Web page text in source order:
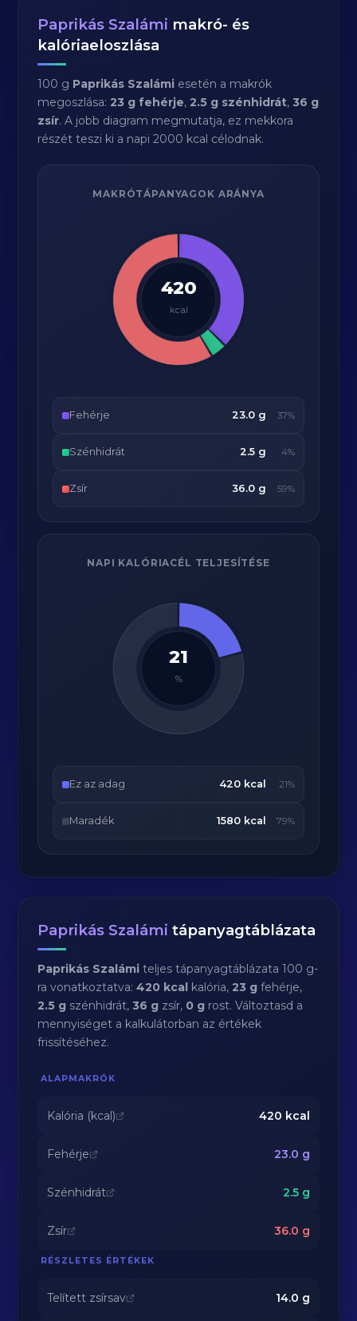
Paprikás Szalámi makró- és
kalóriaeloszlása
100 g Paprikás Szalámi esetén a makrók
megoszlása:23 g fehérje,2.5 g szénhidrát,36 g
zsír. A jobb diagram megmutatja, ez mekkora
részét teszi ki a napi 2000 kcal célodnak.
MAKRÓTÁPANYAGOK ARÁNYA
420
kcal
Fehérje 23.0 g 37%
Szénhidrát 2.5 g 4%
Zsír 36.0 g 59%
NAPI KALÓRIACÉL TELJESÍTÉSE
21
%
Ez az adag 420 kcal 21%
Maradék 1580 kcal 79%
Paprikás Szalámi tápanyagtáblázata
Paprikás Szalámi teljes tápanyagtáblázata 100 g-
ra vonatkoztatva:420 kcal kalória,23 g fehérje,
2.5 g szénhidrát,36 g zsír, 0 g rost. Változtasd a
mennyiséget a kalkulátorban az értékek
frissítéséhez.
ALAPMAKRÓK
Kalória (kcal) 420 kcal
Fehérje 23.0 g
Szénhidrát 2.5g
Zsír 36.0 g
RÉSZLETES ÉRTÉKEK
Telített zsírsav 14.0 g